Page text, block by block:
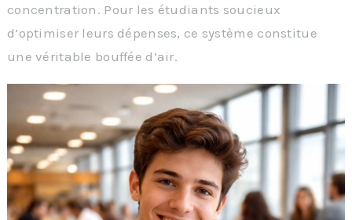
concentration. Pour les étudiants soucieux
d’optimiser leurs dépenses, ce système constitue
une véritable bouffée d’air.